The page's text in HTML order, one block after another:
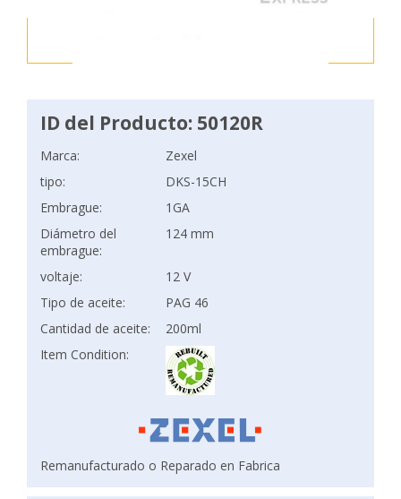
ID del Producto: 50120R
Marca:
Zexel
tipo:
DKS-15CH
Embrague:
1GA
Diámetro del
embrague:
124 mm
voltaje:
12 V
Tipo de aceite:
PAG 46
Cantidad de aceite:
200ml
Item Condition:
Remanufacturado o Reparado en Fabrica